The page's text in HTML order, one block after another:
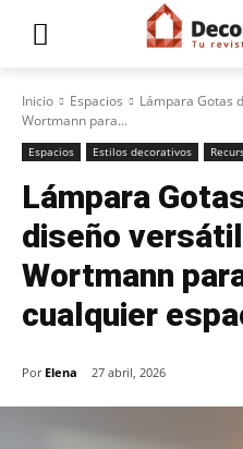
Inicio Espacios
Lámpara Gotas
Wortmann para...
Espacios Estilos decorativos
Lámpara
diseño
Wortmann
cualquier
Por Elena 27 abril, 2026